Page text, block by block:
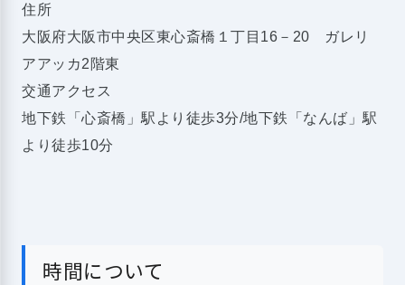
住所
大阪府大阪市中央区東心斎橋１丁目16－20 ガレリ
アアッカ2階東
交通アクセス
地下鉄「心斎橋」駅より徒歩3分/地下鉄「なんば」駅
より徒歩10分
時間について